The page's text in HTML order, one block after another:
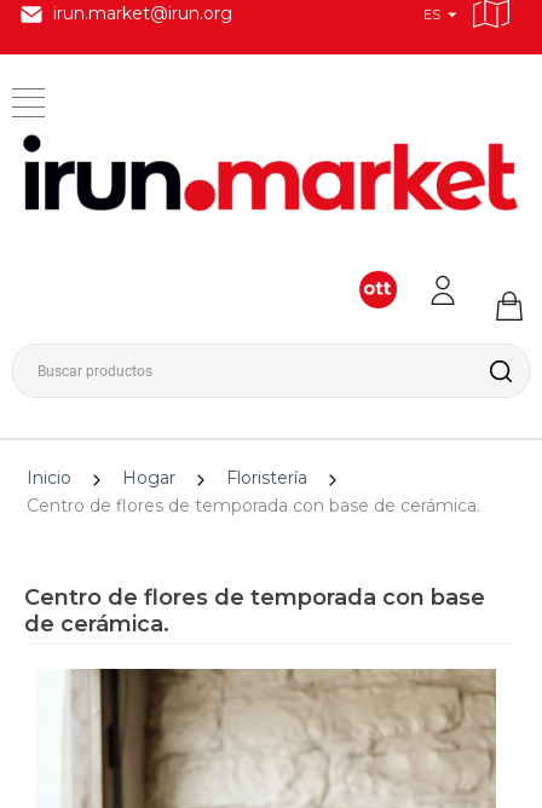
irun.market@irun.org ES
Inicio Hogar
Floristería
Centro de flores de temporada con base de cerámica.
Centro de flores de temporada con base
de cerámica.